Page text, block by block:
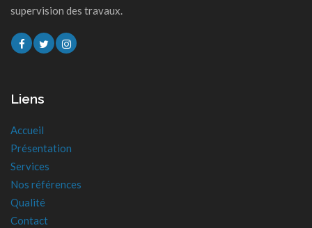
supervision des travaux.
Liens
Accueil
Présentation
Services
Nos références
Qualité
Contact